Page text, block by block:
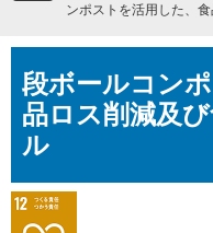
ンポストを活用した、
段ボールコン
品ロス削減及
ル